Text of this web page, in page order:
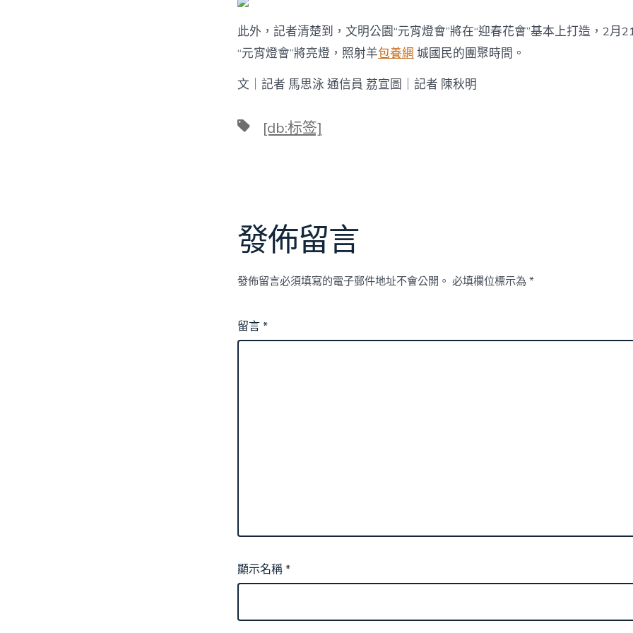
此外，記者清楚到，文明公園“元宵燈會”將在“迎春花會”基本上打造，2月
“元宵燈會”將亮燈，照射羊包養網 城國民的團聚時間。
文｜記者 馬思泳 通信員 荔宣圖｜記者 陳秋明
標 [db:标签]
發佈留言
發佈留言必須填寫的電子郵件地址不會公開。 必填欄位標示為 *
留言*
顯示名稱*